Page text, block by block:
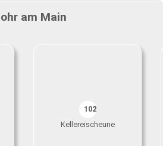
am Main
102
Kellereischeune